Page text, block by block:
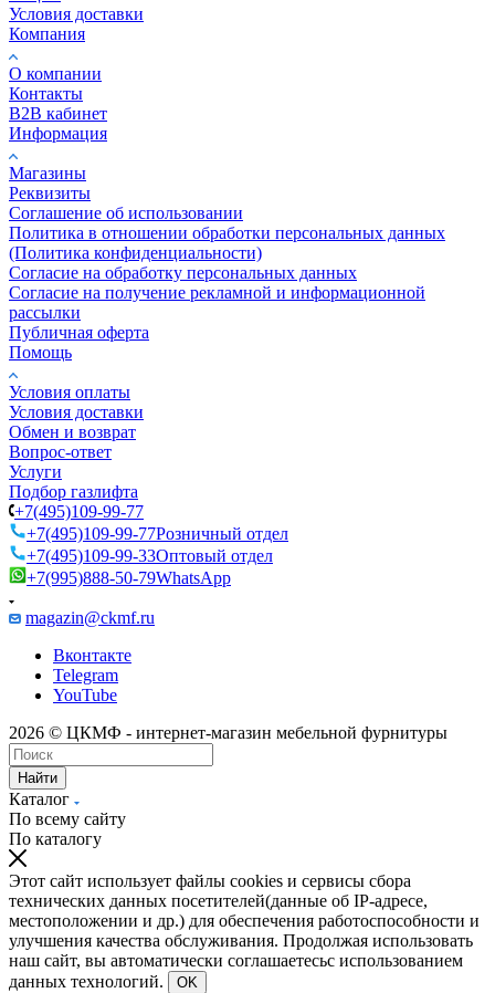
Условия доставки
Компания
О компании
Контакты
B2B кабинет
Информация
Магазины
Реквизиты
Соглашение об использовании
Политика в отношении обработки персональных данных
(Политика конфиденциальности)
Согласие на обработку персональных данных
Согласие на получение рекламной и информационной
рассылки
Публичная оферта
Помощь
Условия оплаты
Условия доставки
Обмен и возврат
Вопрос-ответ
Услуги
Подбор газлифта
+7(495)109-99-77
+7(495)109-99-77Розничный отдел
+7(495)109-99-33Оптовый отдел
+7(995)888-50-79WhatsApp
magazin@ckmf.ru
Вконтакте
Telegram
YouTube
2026 © ЦКМФ - интернет-магазин мебельной фурнитуры
Найти
Каталог
По всему сайту
По каталогу
Этот сайт использует файлы cookies и сервисы сбора
технических данных посетителей(данные об IP-адресе,
местоположении и др.) для обеспечения работоспособности и
улучшения качества обслуживания. Продолжая использовать
наш сайт, вы автоматически соглашаетесьс использованием
данных технологий.
OK